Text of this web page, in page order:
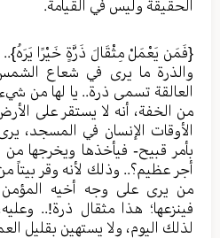
الحقيقة وليس في القيامة.
{فَمَن يَعْمَلْ مِثْقَالَ ذَرَّةٍ خَيْرًا يَرَهُ}..
والذرة ما يرى في شعاع
العالقة تسمى ذرة.. يا لها من
من الخفة، أنه لا يستقر على
الأوقات الإنسان في المسجد،
بأمر قبيح- فيأخذها ويخرجها
أجر عظيم؟.. وذلك لأنه وقر بيتاً
من يرى على وجه أخيه
فينزعها؛ هذا مثقال ذرة!..
لذلك اليوم، ولا يستهين بقليل